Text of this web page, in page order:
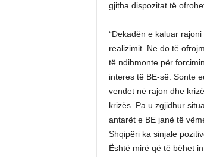
gjitha dispozitat të
“Dekadën e kaluar
realizimit. Ne do të
të ndihmonte për
interes të BE-së. Sonte
vendet në rajon dhe
krizës. Pa u zgjidhur
antarët e BE janë të
Shqipëri ka sinjale
Është mirë që të bëhet